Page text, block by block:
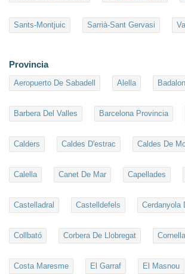
Sants-Montjuic Sarrià-Sant Gervasi
Provincia
Aeropuerto De Sabadell Alella
Barbera Del Valles Barcelona Provincia
Calders Caldes D'estrac Caldes De
Calella Canet De Mar Capellades
Castelladral Castelldefels Cerdanyola
Collbató Corbera De Llobregat
Costa Maresme El Garraf El Masnou